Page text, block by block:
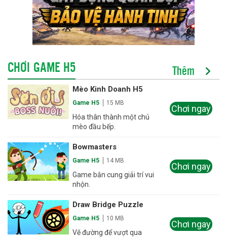
CHƠI GAME H5 Thêm
Mèo Kinh Doanh H5
Game H5 15 MB
Hóa thân thành một chú
mèo đầu bếp.
Chơi ngay
Bowmasters
Game H5 14 MB
Game bắn cung giải trí vui
nhộn.
Chơi ngay
Draw Bridge Puzzle
Game H5 10 MB
Vẽ đường để vượt qua
Chơi ngay